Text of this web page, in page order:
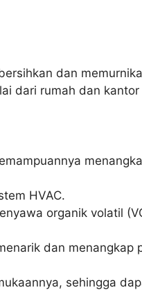
dan
dari rumah dan
HVAC.
organik volatil
dan
sehingga